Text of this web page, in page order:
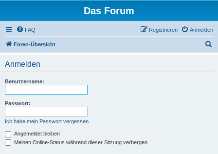
Das Forum
FAQ Anmelden
Registrieren
Foren-Übersicht
Anmelden
Benutzername:
Passwort:
Ich habe mein Passwort vergessen
Angemeldet bleiben
Meinen Online-Status während dieser Sitzung verbergen